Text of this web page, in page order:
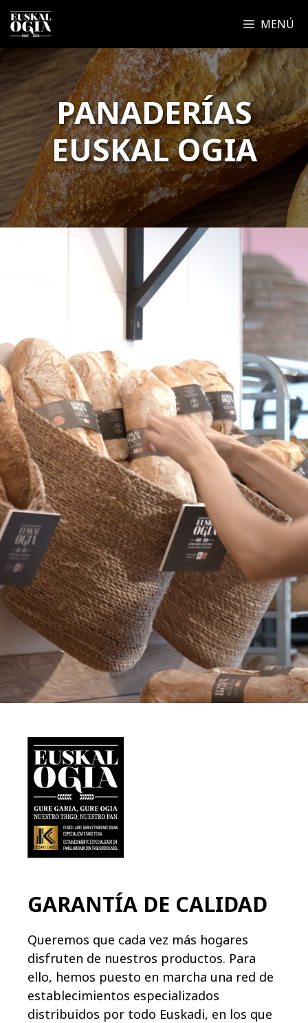
Saltar
contenido
MENÚ
PANADERÍAS
EUSKAL OGIA
GARANTÍA DE CALIDAD
Queremos que cada vez más hogares
disfruten de nuestros productos. Para
ello, hemos puesto en marcha una red de
establecimientos especializados
distribuidos por todo Euskadi, en los que